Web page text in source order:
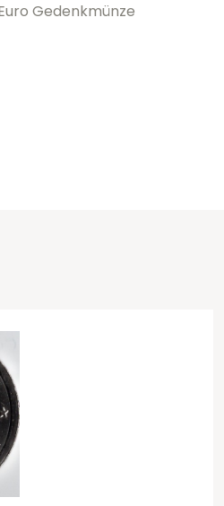
Gedenkmünze